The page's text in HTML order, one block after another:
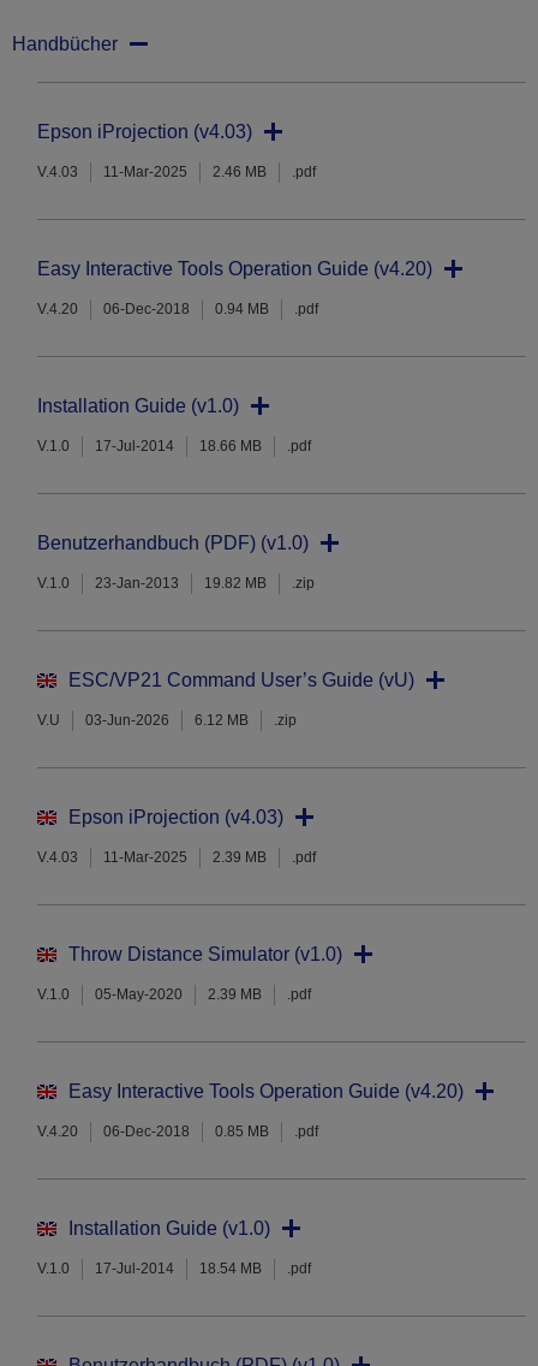
Handbücher
Epson iProjection (v4.03)
V.4.03 11-Mar-2025 2.46 MB .pdf
Easy Interactive Tools Operation Guide (v4.20)
V.4.20 06-Dec-2018 0.94 MB .pdf
Installation Guide (v1.0)
V.1.0 17-Jul-2014 18.66 MB .pdf
Benutzerhandbuch (PDF) (v1.0)
V.1.0 23-Jan-2013 19.82 MB .zip
ESC/VP21 Command User’s Guide (vU)
V.U 03-Jun-2026 6.12 MB .zip
Epson iProjection (v4.03)
V.4.03 11-Mar-2025 2.39 MB .pdf
Throw Distance Simulator (v1.0)
V.1.0 05-May-2020 2.39 MB .pdf
Easy Interactive Tools Operation Guide (v4.20)
V.4.20 06-Dec-2018 0.85 MB .pdf
Installation Guide (v1.0)
V.1.0 17-Jul-2014 18.54 MB .pdf